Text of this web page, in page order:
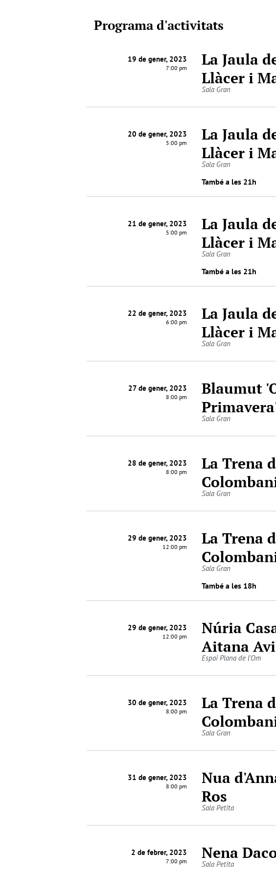
Programa d'activitats
19 de gener, 2023
7:00 pm
La Jaula
Llàcer i
Sala Gran
20 de gener, 2023
5:00 pm
La Jaula
Llàcer i
Sala Gran
També a les 21h
21 de gener, 2023
5:00 pm
La Jaula
Llàcer i
Sala Gran
També a les 21h
22 de gener, 2023
6:00 pm
La Jaula
Llàcer i
Sala Gran
27 de gener, 2023
8:00 pm
Blaumut
Sala Gran
28 de gener, 2023
8:00 pm
La Trena
Sala Gran
29 de gener, 2023
12:00 pm
La Trena
Sala Gran
També a les 18h
29 de gener, 2023
12:00 pm
Núria
Aitana
Espai Plana de l'Om
30 de gener, 2023
8:00 pm
La Trena
Sala Gran
31 de gener, 2023
8:00 pm
Nua
Ros
Sala Petita
2 de febrer, 2023
7:00 pm Nena
Sala Petita